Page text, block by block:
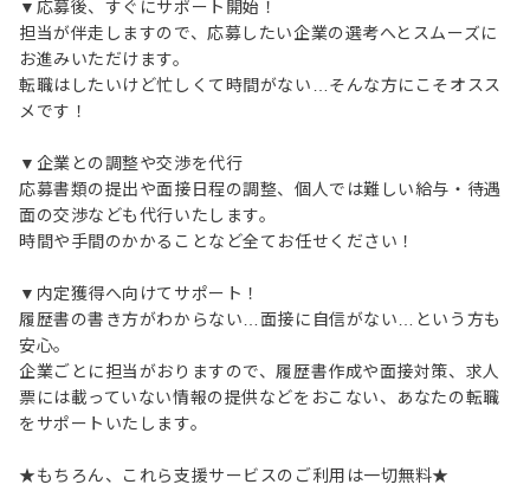
▼応募後、すぐにサポート開始！
担当が伴走しますので、応募したい企業の選考へとスムーズに
お進みいただけます。
転職はしたいけど忙しくて時間がない…そんな方にこそオスス
メです！
▼企業との調整や交渉を代行
応募書類の提出や面接日程の調整、個人では難しい給与・待遇
面の交渉なども代行いたします。
時間や手間のかかることなど全てお任せください！
▼内定獲得へ向けてサポート！
履歴書の書き方がわからない…面接に自信がない…という方も
安心。
企業ごとに担当がおりますので、履歴書作成や面接対策、求人
票には載っていない情報の提供などをおこない、あなたの転職
をサポートいたします。
★もちろん、これら支援サービスのご利用は一切無料★